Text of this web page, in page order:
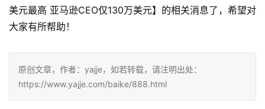
美元最高 亚马逊CEO仅130万美元】的相关消息了，希望对
大家有所帮助！
原创文章，作者：yajje，如若转载，请注明出处：
https://www.yajje.com/baike/888.html